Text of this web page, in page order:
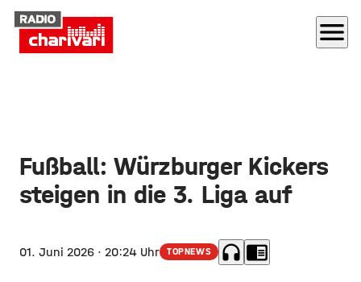
menu
Fußball: Würzburger Kickers
steigen in die 3. Liga auf
01. Juni 2026 · 20:24 Uhr TOPNEWS headphones chrome_reader_mode